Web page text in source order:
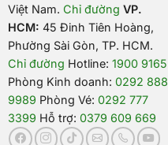
Việt Nam. Chỉ đường VP.
HCM: 45 Đinh Tiên Hoàng,
Phường Sài Gòn, TP. HCM.
Chỉ đường Hotline: 1900 9165
Phòng Kinh doanh: 0292 888
9989 Phòng Vé: 0292 777
3399 Hỗ trợ: 0379 609 669